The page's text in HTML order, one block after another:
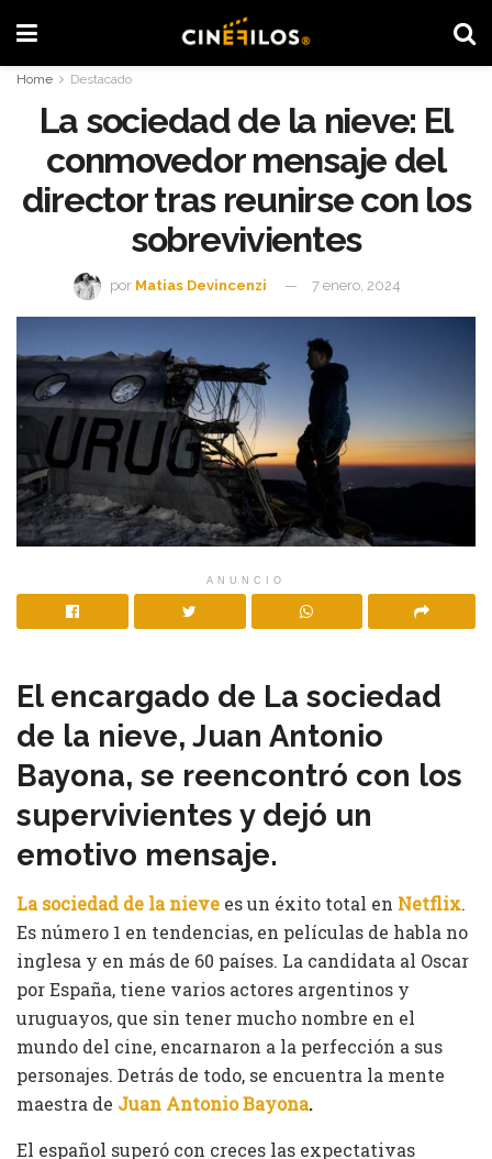
Home Destacado
La sociedad de la nieve: El
conmovedor mensaje del
director tras reunirse con los
sobrevivientes
por Matias Devincenzi 7 enero, 2024
ANUNCIO
El encargado de La sociedad
de la nieve, Juan Antonio
Bayona, se reencontró con los
supervivientes y dejó un
emotivo mensaje.
La sociedad de la nieve es un éxito total en Netflix.
Es número 1 en tendencias, en películas de habla no
inglesa y en más de 60 países. La candidata al Oscar
por España, tiene varios actores argentinos y
uruguayos, que sin tener mucho nombre en el
mundo del cine, encarnaron a la perfección a sus
personajes. Detrás de todo, se encuentra la mente
maestra de Juan Antonio Bayona.
El español superó con creces las expectativas